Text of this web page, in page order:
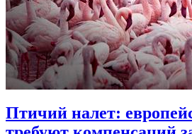
Птичий налет: